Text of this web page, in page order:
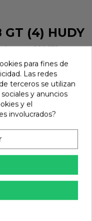
(4) HUDY
109672.
Ref: 109672
para fines de
Las redes
terceros se utilizan
y anuncios
y el
involucrados?